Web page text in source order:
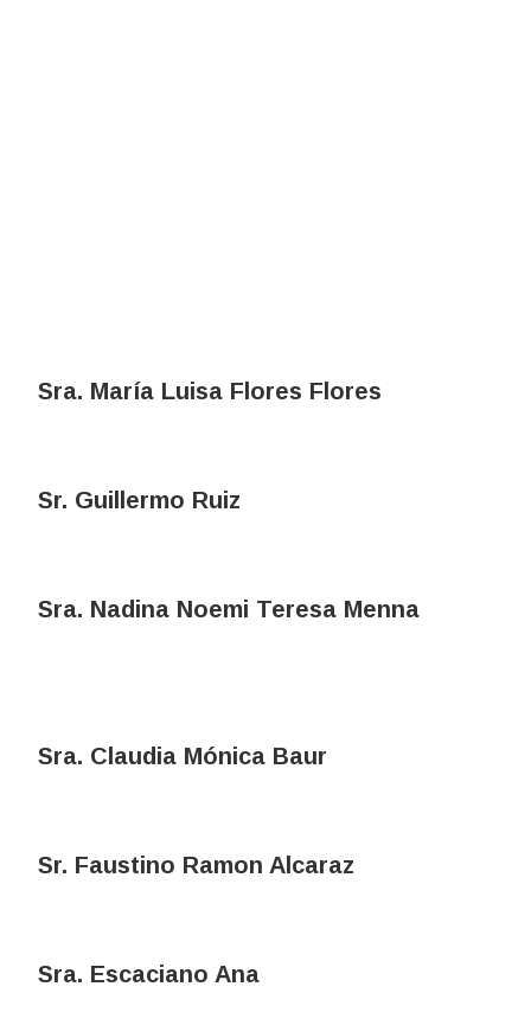
Sra. María Luisa Flores Flores
Sr. Guillermo Ruiz
Sra. Nadina Noemi Teresa Menna
Sra. Claudia Mónica Baur
Sr. Faustino Ramon Alcaraz
Sra. Escaciano Ana